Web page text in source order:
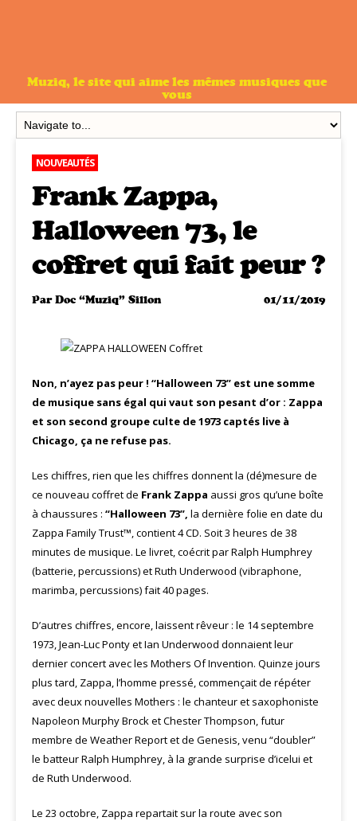
Muziq, le site qui aime les mêmes musiques que
vous
NOUVEAUTÉS
Frank Zappa,
Halloween 73, le
coffret qui fait peur ?
ParDoc “Muziq” Sillon 01/11/2019
Non, n’ayez pas peur ! “Halloween 73” est une somme
de musique sans égal qui vaut son pesant d’or : Zappa
et son second groupe culte de 1973 captés live à
Chicago, ça ne refuse pas.
Les chiffres, rien que les chiffres donnent la (dé)mesure de
ce nouveau coffret de Frank Zappa aussi gros qu’une boîte
à chaussures : “Halloween 73”, la dernière folie en date du
Zappa Family Trust™, contient 4 CD. Soit 3 heures de 38
minutes de musique. Le livret, coécrit par Ralph Humphrey
(batterie, percussions) et Ruth Underwood (vibraphone,
marimba, percussions) fait 40 pages.
D’autres chiffres, encore, laissent rêveur : le 14 septembre
1973, Jean-Luc Ponty et Ian Underwood donnaient leur
dernier concert avec les Mothers Of Invention. Quinze jours
plus tard, Zappa, l’homme pressé, commençait de répéter
avec deux nouvelles Mothers : le chanteur et saxophoniste
Napoleon Murphy Brock et Chester Thompson, futur
membre de Weather Report et de Genesis, venu “doubler”
le batteur Ralph Humphrey, à la grande surprise d’icelui et
de Ruth Underwood.
Le 23 octobre, Zappa repartait sur la route avec son